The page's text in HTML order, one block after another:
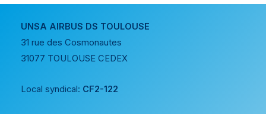
UNSA AIRBUS DS TOULOUSE
31 rue des Cosmonautes
31077 TOULOUSE CEDEX
Local syndical: CF2-122